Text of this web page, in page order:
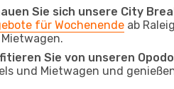
Sie sich unsere City
für Wochenende ab
Sie von unseren
und Mietwagen und